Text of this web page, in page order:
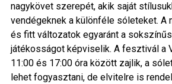
nagykövet szerepét, akik saját
vendégeknek a különféle sóleteket. A
és fitt változatok egyaránt a
játékosságot képviselik. A fesztivál a
11:00 és 17:00 óra között zajlik, a
lehet fogyasztani, de elvitelre is